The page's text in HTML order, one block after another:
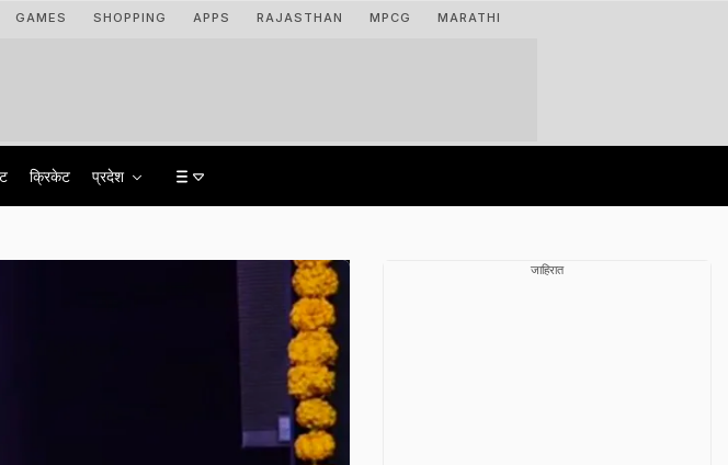
GAMES SHOPPING APPS RAJASTHAN MPCG MARATHI
क्रिकेट प्रदेश
जाहिरात